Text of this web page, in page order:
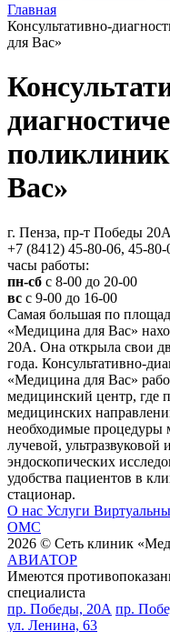
Главная
Консультативно-
для Вас»
Вас»
г. Пенза, пр-т Победы
+7 (8412) 45-80-06, 45-80-
часы работы:
пн-сб с 8-00 до 20-00
вс с 9-00 до 16-00
Самая большая по
«Медицина для Вас»
20А. Она открыла свои
года. Консультативно-
«Медицина для Вас»
медицинский центр, где
медицинских
необходимые процедуры
лучевой,
эндоскопических
удобства пациентов в
стационар.
О нас Услуги
ОМС
2026 © Сеть клиник
АВИАТОР
Имеются
специалиста
пр. Победы, 20А пр.
ул. Ленина, 63